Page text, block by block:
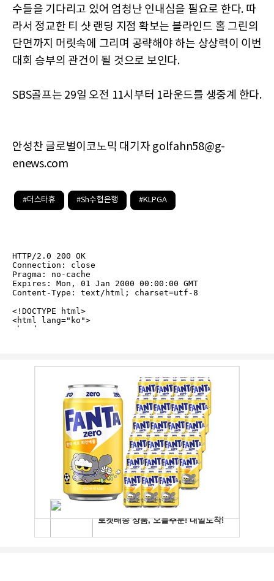
수들을 기다리고 있어 엄청난 인내심을 필요로 한다. 따
라서 정교한 티 샷 랜딩 지점 확보는 블라인드 홀 그린의
단면까지 머릿속에 그리며 공략해야 하는 상상력이 이번
대회 승부의 관건이 될 것으로 보인다.
SBS골프는 29일 오전 11시부터 1라운드를 생중계 한다.
안성찬 글로벌이코노믹 대기자 golfahn58@g-
enews.com
#더스타휴 #Sh수협은행 #KLPGA